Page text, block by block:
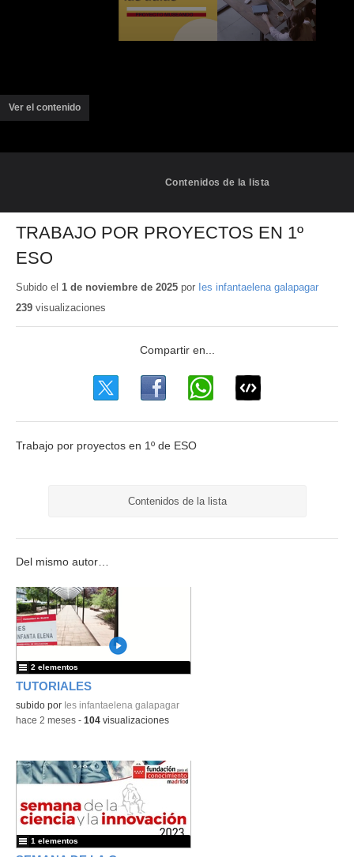
Ver el contenido
Contenidos de la lista
TRABAJO POR PROYECTOS EN 1º
ESO
Subido el 1 de noviembre de 2025 por Ies infantaelena galapagar
239 visualizaciones
Trabajo por proyectos en 1º de ESO
Contenidos de la lista
Del mismo autor…
TUTORIALES
subido por Ies infantaelena galapagar
2 elementos
-hace 2 meses - 104 visualizaciones
1 elementos